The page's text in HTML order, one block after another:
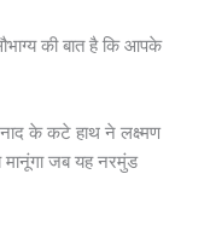
की बात है कि आपके
के कटे हाथ ने लक्ष्मण
मानूंगा जब यह नरमुंड